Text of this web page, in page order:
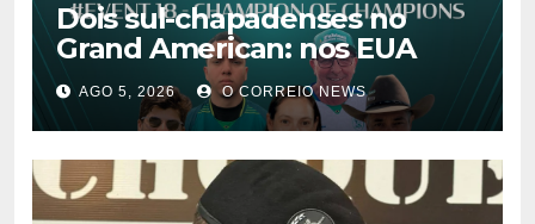
Dois sul-chapadenses no
Grand American: nos EUA
AGO 5, 2026 O CORREIO NEWS